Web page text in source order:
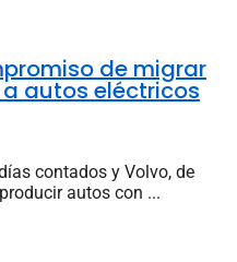
de migrar
a autos eléctricos
contados y Volvo, de
autos con ...